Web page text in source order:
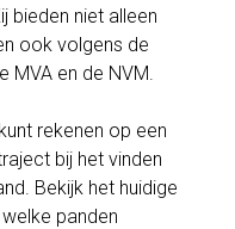
bieden niet alleen
ook volgens de
en de NVM.
rekenen op een
bij het vinden
Bekijk het huidige
panden